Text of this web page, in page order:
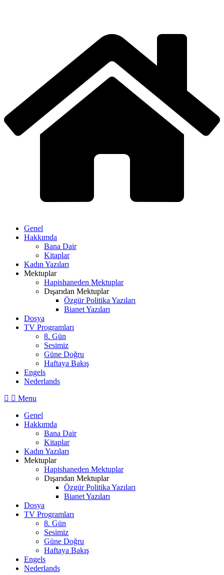
Genel
Hakkımda
Bana Dair
Kitaplar
Kadın Yazıları
Mektuplar
Hapishaneden Mektuplar
Dışarıdan Mektuplar
Özgür Politika Yazıları
Bianet Yazıları
Dosya
TV Programları
8. Gün
Sesimiz
Güne Doğru
Haftaya Bakış
Engels
Nederlands
Menu
Genel
Hakkımda
Bana Dair
Kitaplar
Kadın Yazıları
Mektuplar
Hapishaneden Mektuplar
Dışarıdan Mektuplar
Özgür Politika Yazıları
Bianet Yazıları
Dosya
TV Programları
8. Gün
Sesimiz
Güne Doğru
Haftaya Bakış
Engels
Nederlands